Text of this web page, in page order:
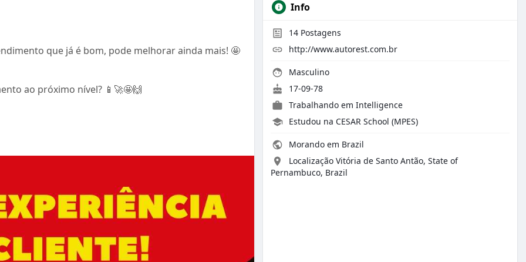
que já é bom, pode melhorar ainda mais! 🤩
ao próximo nível? 📱🚀🤩🙌
#grupobaresreciferegião#delivery
Info
14 Postagens
http://www.autorest.com.br
Masculino
17-09-78
Trabalhando em Intelligence
Estudou na CESAR School (MPES)
Morando em Brazil
Localização Vitória de Santo Antão, State of
Pernambuco, Brazil